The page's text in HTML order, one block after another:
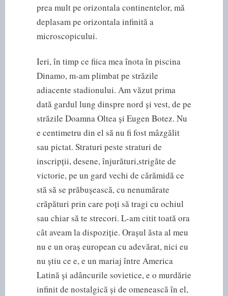
prea mult pe orizontala continentelor, mă
deplasam pe orizontala infinită a
microscopicului.
Ieri, în timp ce fiica mea înota în piscina
Dinamo, m-am plimbat pe străzile
adiacente stadionului. Am văzut prima
dată gardul lung dinspre nord și vest, de pe
străzile Doamna Oltea și Eugen Botez. Nu
e centimetru din el să nu fi fost mâzgălit
sau pictat. Straturi peste straturi de
inscripții, desene, înjurături,strigăte de
victorie, pe un gard vechi de cărămidă ce
stă să se prăbușească, cu nenumărate
crăpături prin care poți să tragi cu ochiul
sau chiar să te strecori. L-am citit toată ora
cât aveam la dispoziție. Orașul ăsta al meu
nu e un oraș european cu adevărat, nici eu
nu știu ce e, e un mariaj între America
Latină și adâncurile sovietice, e o murdărie
infinit de nostalgică și de omenească în el,